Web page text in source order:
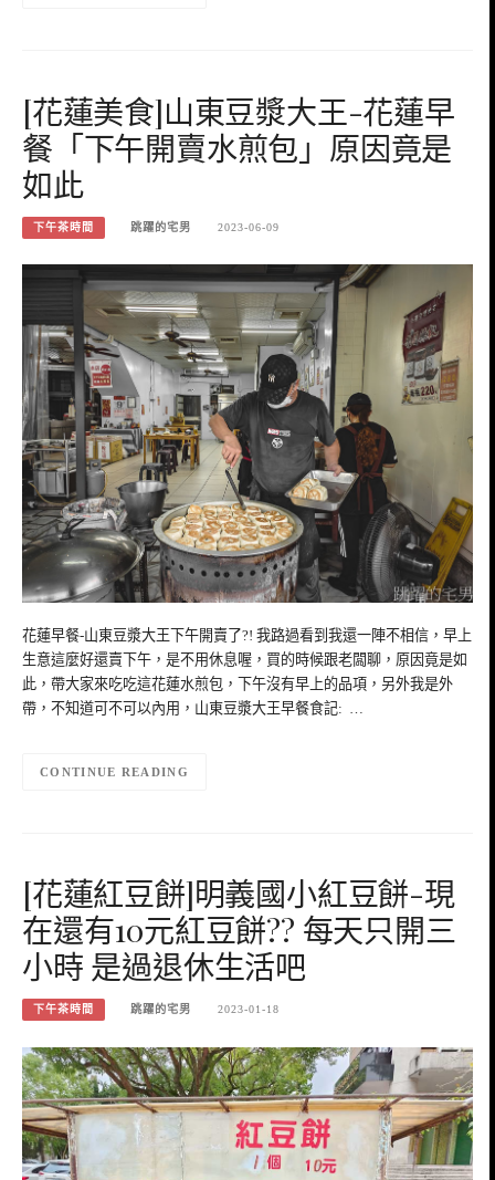
[花蓮美食]山東豆漿大王-花蓮早
餐「下午開賣水煎包」原因竟是
如此
下午茶時間 跳躍的宅男 2023-06-09
花蓮早餐-山東豆漿大王下午開賣了?! 我路過看到我還一陣不相信，早上
生意這麼好還賣下午，是不用休息喔，買的時候跟老闆聊，原因竟是如
此，帶大家來吃吃這花蓮水煎包，下午沒有早上的品項，另外我是外
帶，不知道可不可以內用，山東豆漿大王早餐食記: …
CONTINUE READING
[花蓮紅豆餅]明義國小紅豆餅-現
在還有10元紅豆餅?? 每天只開三
小時 是過退休生活吧
下午茶時間 跳躍的宅男 2023-01-18